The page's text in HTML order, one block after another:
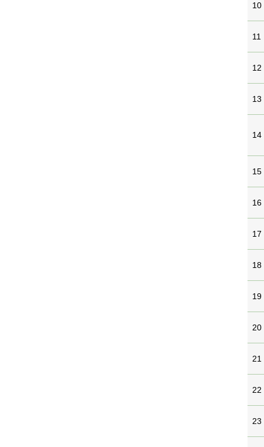
10
11
12
13
14
15
16
17
18
19
20
21
22
23